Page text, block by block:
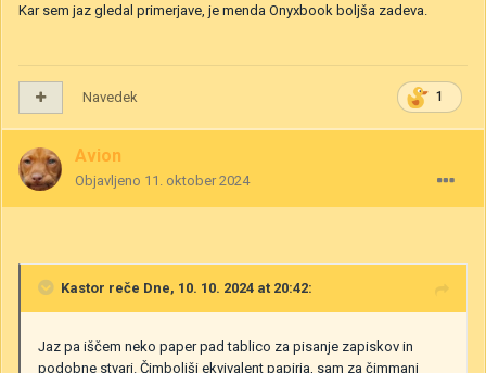
Kar sem jaz gledal primerjave, je menda Onyxbook boljša zadeva.
1
Navedek
Avion
Objavljeno 11. oktober 2024
Kastor reče Dne, 10. 10. 2024 at 20:42:
Jaz pa iščem neko paper pad tablico za pisanje zapiskov in
podobne stvari. Čimboljši ekvivalent papirja, sam za čimmanj